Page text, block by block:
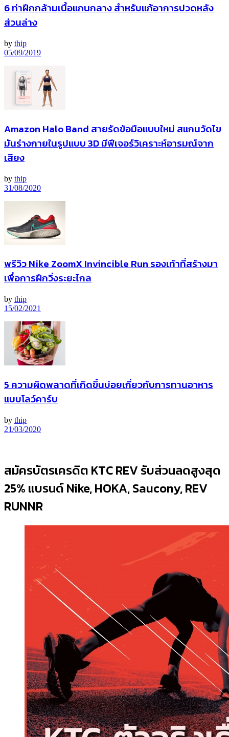
6 ท่าฝึกกล้ามเนื้อแกนกลาง สำหรับแก้อาการปวดหลัง
ส่วนล่าง
by thip
05/09/2019
Amazon Halo Band สายรัดข้อมือแบบใหม่ สแกนวัดไข
มันร่างกายในรูปแบบ 3D มีฟีเจอร์วิเคราะห์อารมณ์จาก
เสียง
by thip
31/08/2020
พรีวิว Nike ZoomX Invincible Run รองเท้าที่สร้างมา
เพื่อการฝึกวิ่งระยะไกล
by thip
15/02/2021
5 ความผิดพลาดที่เกิดขึ้นบ่อยเกี่ยวกับการทานอาหาร
แบบโลว์คาร์บ
by thip
21/03/2020
สมัครบัตรเครดิต KTC REV รับส่วนลดสูงสุด
25% แบรนด์ Nike, HOKA, Saucony, REV
RUNNR